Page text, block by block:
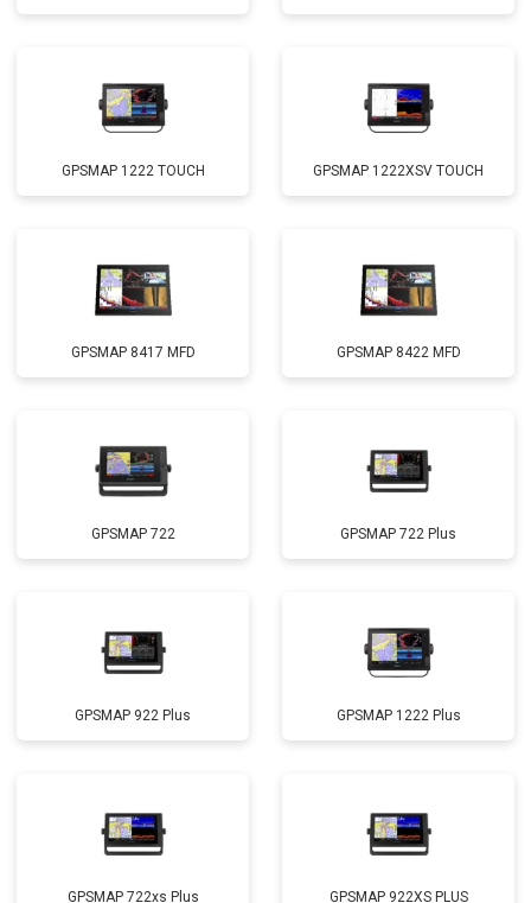
GPSMAP 1222 TOUCH GPSMAP 1222XSV TOUCH
GPSMAP 8417 MFD GPSMAP 8422 MFD
GPSMAP 722 GPSMAP 722 Plus
GPSMAP 922 Plus GPSMAP 1222 Plus
GPSMAP 722xs Plus GPSMAP 922XS PLUS